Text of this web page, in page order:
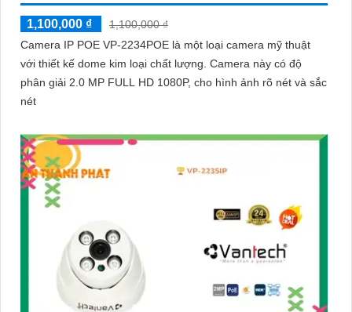
1,100,000 ₫
1,100,000 ₫
Camera IP POE VP-2234POE là một loại camera mỹ thuật
với thiết kế dome kim loại chất lượng. Camera này có độ
phân giải 2.0 MP FULL HD 1080P, cho hình ảnh rõ nét và sắc
nét